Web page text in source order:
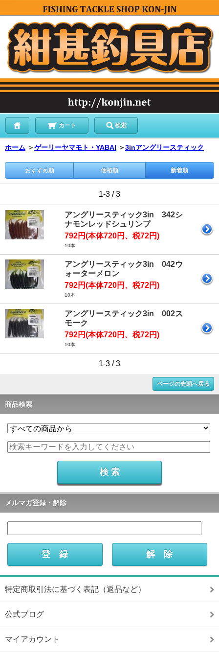
カート 検索
ホーム ＞ゲーリーヤマモト・YABAI ＞3inアングリースティック
おすすめ順 価格順 新着順
1-3 / 3
アングリースティック3in 342シ
ナモンレッドシュリンプ
792円(本体720円、税72円)
10本
アングリースティック3in 042ウ
ォーターメロン
792円(本体720円、税72円)
10本
アングリースティック3in 002ス
モーク
792円(本体720円、税72円)
10本
1-3 / 3
ページの先頭へ戻る
商品検索
メルマガ登録・解除
特定商取引法に基づく表記（返品など）
公式ブログ
マイアカウント